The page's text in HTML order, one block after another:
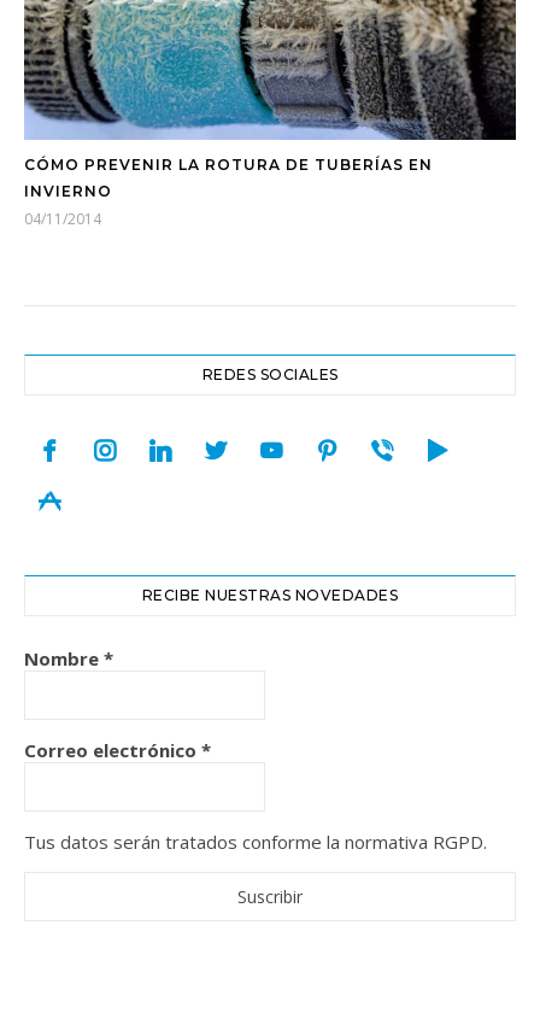
CÓMO PREVENIR LA ROTURA DE TUBERÍAS EN
INVIERNO
04/11/2014
REDES SOCIALES
facebookinstagramlinkedintwitteryoutubepinterest
viber play
appstore
RECIBE NUESTRAS NOVEDADES
Nombre *
Correo electrónico *
Tus datos serán tratados conforme la normativa RGPD.